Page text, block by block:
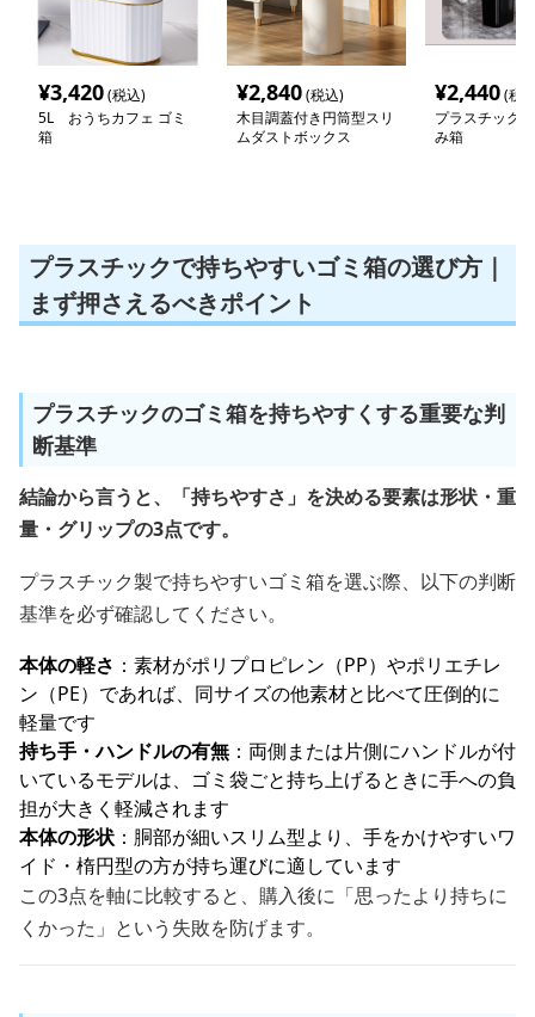
¥3,420(税込)
5L おうちカフェ ゴミ
箱
¥2,840(税込)
木目調蓋付き円筒型スリ
ムダストボックス
¥2,440(税
プラスチック
み箱
プラスチックで持ちやすいゴミ箱の選び方｜
まず押さえるべきポイント
プラスチックのゴミ箱を持ちやすくする重要な判
断基準
結論から言うと、「持ちやすさ」を決める要素は形状・重
量・グリップの3点です。
プラスチック製で持ちやすいゴミ箱を選ぶ際、以下の判断
基準を必ず確認してください。
本体の軽さ ：素材がポリプロピレン（PP）やポリエチレ
ン（PE）であれば、同サイズの他素材と比べて圧倒的に
軽量です
持ち手・ハンドルの有無 ：両側または片側にハンドルが付
いているモデルは、ゴミ袋ごと持ち上げるときに手への負
担が大きく軽減されます
本体の形状 ：胴部が細いスリム型より、手をかけやすいワ
イド・楕円型の方が持ち運びに適しています
この3点を軸に比較すると、購入後に「思ったより持ちに
くかった」という失敗を防げます。